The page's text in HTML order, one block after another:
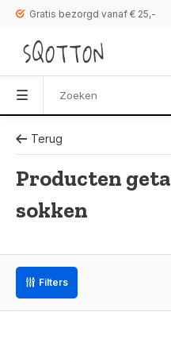
Gratis bezorgd vanaf € 25,-
Terug
Producten
sokken
Filters